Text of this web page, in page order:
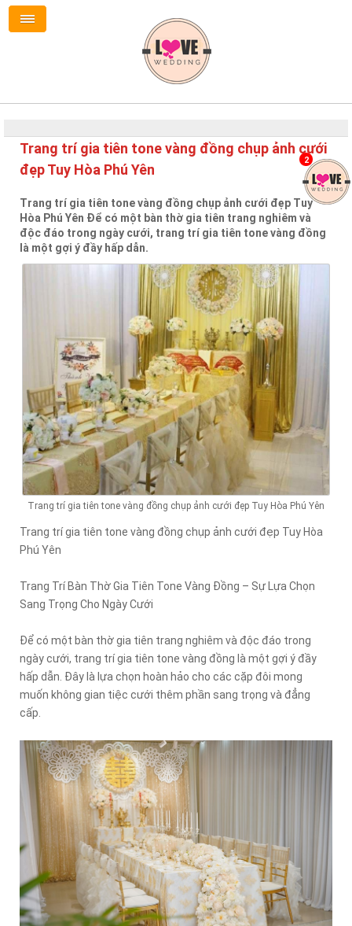
Trang trí gia tiên tone vàng đồng chụp ảnh cưới
đẹp Tuy Hòa Phú Yên
Trang trí gia tiên tone vàng đồng chụp ảnh cưới đẹp Tuy
Hòa Phú Yên Để có một bàn thờ gia tiên trang nghiêm và
độc đáo trong ngày cưới, trang trí gia tiên tone vàng đồng
là một gợi ý đầy hấp dẫn.
Trang trí gia tiên tone vàng đồng chụp ảnh cưới đẹp Tuy Hòa Phú Yên
Trang trí gia tiên tone vàng đồng chụp ảnh cưới đẹp Tuy Hòa
Phú Yên
Trang Trí Bàn Thờ Gia Tiên Tone Vàng Đồng – Sự Lựa Chọn
Sang Trọng Cho Ngày Cưới
Để có một bàn thờ gia tiên trang nghiêm và độc đáo trong
ngày cưới, trang trí gia tiên tone vàng đồng là một gợi ý đầy
hấp dẫn. Đây là lựa chọn hoàn hảo cho các cặp đôi mong
muốn không gian tiệc cưới thêm phần sang trọng và đẳng
cấp.
2